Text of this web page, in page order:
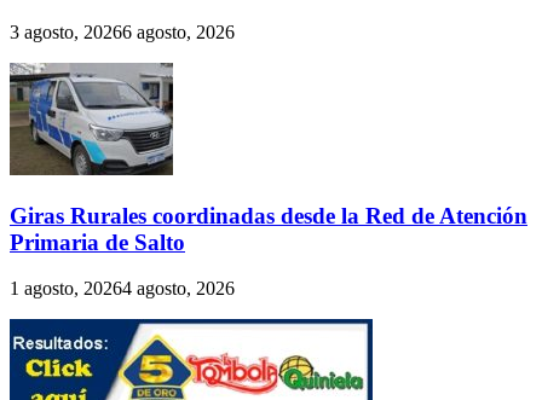
3 agosto, 20266 agosto, 2026
Giras Rurales coordinadas desde la Red de Atención
Primaria de Salto
1 agosto, 20264 agosto, 2026